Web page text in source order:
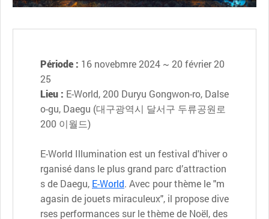
Période : 16 novebmre 2024 ~ 20 février 20
25
Lieu : E-World, 200 Duryu Gongwon-ro, Dalse
o-gu, Daegu (대구광역시 달서구 두류공원로
200 이월드)
E-World Illumination est un festival d'hiver o
rganisé dans le plus grand parc d’attraction
s de Daegu, E-World. Avec pour thème le "m
agasin de jouets miraculeux", il propose dive
rses performances sur le thème de Noël, des